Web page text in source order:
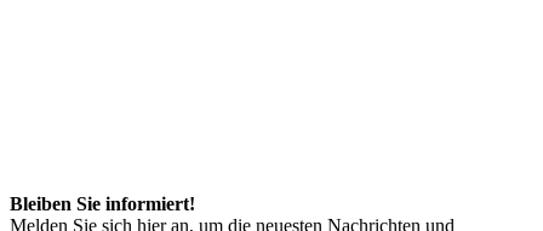
Bleiben Sie informiert!
Melden Sie sich hier an, um die neuesten Nachrichten und